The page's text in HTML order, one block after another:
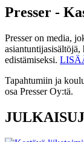
Presser -
Presser on media,
edistämiseksi.
Tapahtumiin ja
osa Presser Oy:tä.